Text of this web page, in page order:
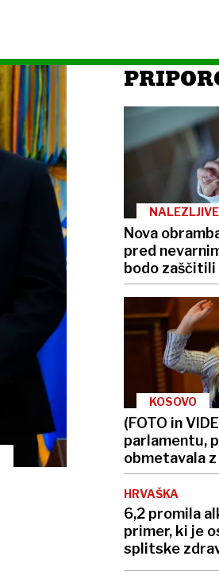
Nova
pred
bodo zaščitili
porodnišnici
KOSOVO
(FOTO in
parlamentu,
obmetavala
HRVAŠKA
6,2 promila
primer, ki je
splitske